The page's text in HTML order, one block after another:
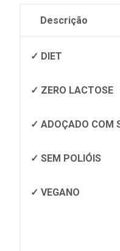
Descrição
✓ DIET
✓ ZERO LACTOSE
✓ ADOÇADO COM
✓ SEM POLIÓIS
✓ VEGANO